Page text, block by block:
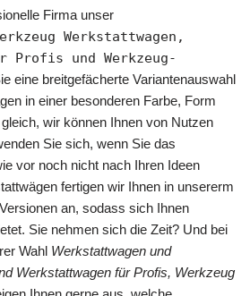
Firma unser
Werkstattwagen,
Profis und Werkzeug-
eine breitgefächerte Variantenauswahl
in einer besonderen Farbe, Form
wir können Ihnen von Nutzen
Sie sich, wenn Sie das
vor noch nicht nach Ihren Ideen
fertigen wir Ihnen in unsererm
an, sodass sich Ihnen
Sie nehmen sich die Zeit? Und bei
Wahl Werkstattwagen und
Werkstattwagen für Profis, Werkzeug